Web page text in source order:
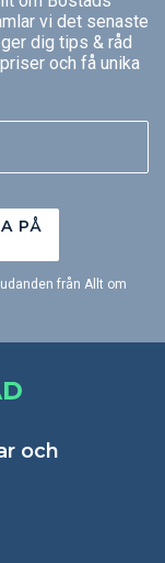
vi det senaste
dig tips & råd
och få unika
PÅ
från Allt om
och